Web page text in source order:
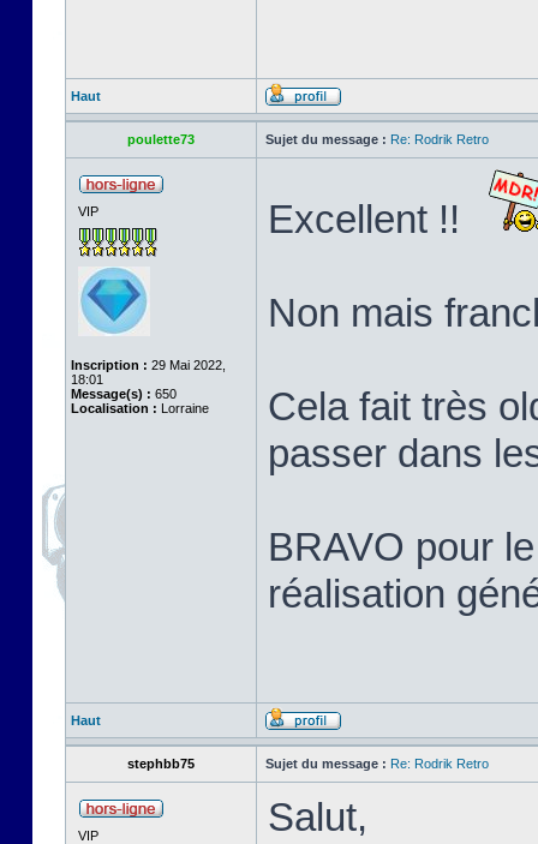
Haut
poulette73 Sujet du message : Re: Rodrik Retro
VIP
Inscription : 29 Mai 2022,
18:01
Message(s) : 650
Localisation : Lorraine
Excellent !!
Non mais
Cela fait très
passer dans
BRAVO pour
réalisation
Haut
stephbb75 Sujet du message : Re: Rodrik Retro
VIP Salut,